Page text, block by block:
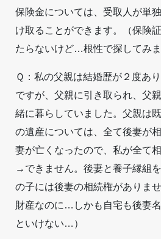
保険金については、受取人が単
け取ることができます。（保険
たらないけど…根性で探してみま
Ｑ：私の父親は結婚歴が２度あ
ですが、父親に引き取られ、父
緒に暮らしていました。父親は
の遺産については、全て後妻が
妻が亡くなったので、私が全て
→できません。後妻と養子縁組
の子には後妻の相続権がありま
財産なのに…しかも自宅も後妻
といけない…）